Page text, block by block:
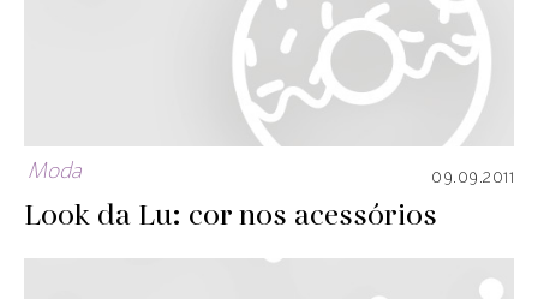
Moda 09.09.2011
Look da Lu: cor nos acessórios